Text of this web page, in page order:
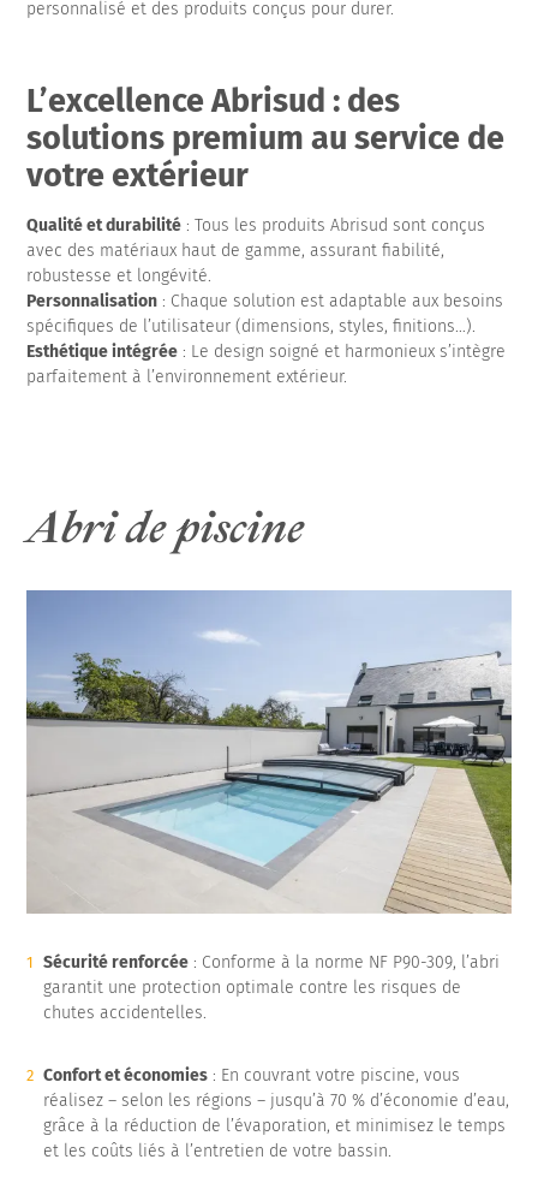
personnalisé et des produits conçus pour durer.
L’excellence Abrisud : des
solutions premium au service de
votre extérieur
Qualité et durabilité : Tous les produits Abrisud sont conçus
avec des matériaux haut de gamme, assurant fiabilité,
robustesse et longévité.
Personnalisation : Chaque solution est adaptable aux besoins
spécifiques de l’utilisateur (dimensions, styles, finitions…).
Esthétique intégrée : Le design soigné et harmonieux s’intègre
parfaitement à l’environnement extérieur.
Abri de piscine
Sécurité renforcée : Conforme à la norme NF P90-309, l’abri
garantit une protection optimale contre les risques de
chutes accidentelles.
Confort et économies : En couvrant votre piscine, vous
réalisez – selon les régions – jusqu’à 70 % d’économie d’eau,
grâce à la réduction de l’évaporation, et minimisez le temps
et les coûts liés à l’entretien de votre bassin.